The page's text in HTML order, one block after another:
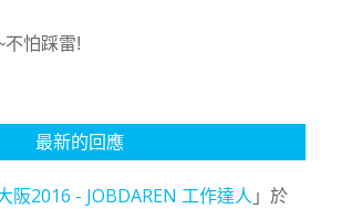
不怕踩雷!
最新的回應
阪2016 - JOBDAREN 工作達人 」於